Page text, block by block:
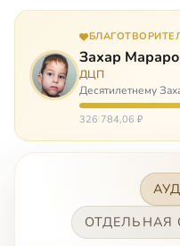
Захар
ДЦП
Десятилетнему
старая сломалась.
просто выходить
326 784,06 ₽
ОТДЕЛЬНАЯ